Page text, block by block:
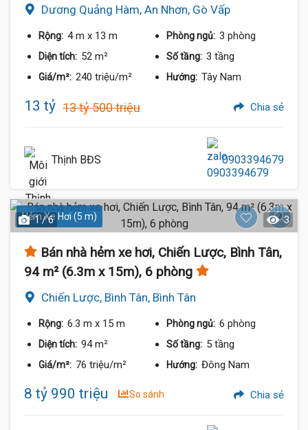
Dương Quảng Hàm, An Nhơn, Gò Vấp
Rộng: 4 m x 13 m Phòng ngủ: 3 phòng
Diện tích: 52 m² Số tầng: 3 tầng
Giá/m²: 240 triệu/m² Hướng: Tây Nam
13 tỷ 13 tỷ 500 triệu Chia sẻ
Thịnh BĐS 0903394679
Hẻm Xe Hơi (5 m)
1 / 6 3
Bán nhà hẻm xe hơi, Chiến Lược, Bình Tân,
94 m² (6.3m x 15m), 6 phòng
Chiến Lược, Bình Tân, Bình Tân
Rộng: 6.3 m x 15 m Phòng ngủ: 6 phòng
Diện tích: 94 m² Số tầng: 5 tầng
Giá/m²: 76 triệu/m² Hướng: Đông Nam
8 tỷ 990 triệu So sánh Chia sẻ